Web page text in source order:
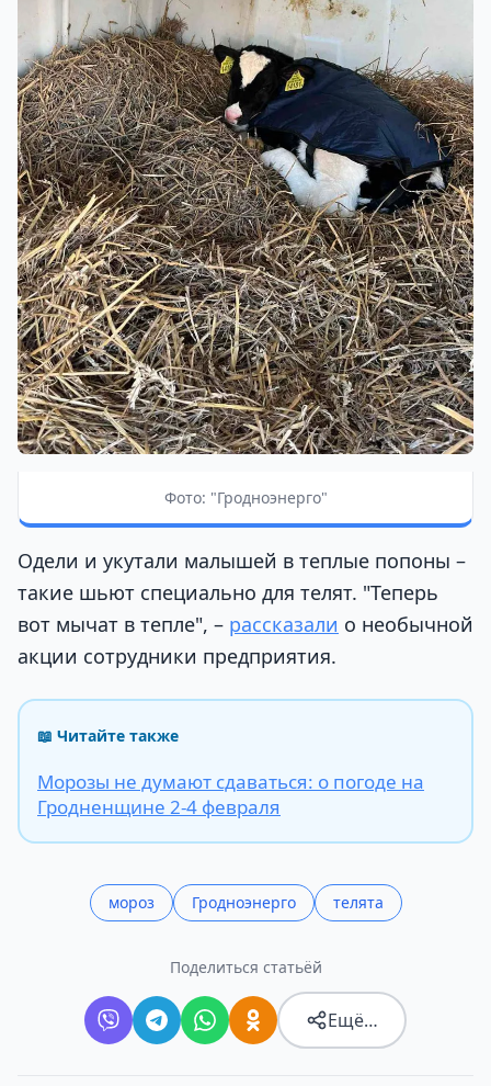
Фото: "Гродноэнерго"
Одели и укутали малышей в теплые попоны –
такие шьют специально для телят. "Теперь
вот мычат в тепле", – рассказали о необычной
акции сотрудники предприятия.
📖 Читайте также
Морозы не думают сдаваться: о погоде на
Гродненщине 2-4 февраля
мороз Гродноэнерго телята
Поделиться статьёй
Ещё…